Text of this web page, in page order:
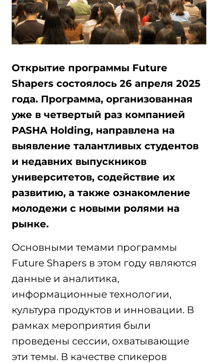
Открытие программы Future
Shapers состоялось 26 апреля 2025
года. Программа, организованная
уже в четвертый раз компанией
PASHA Holding, направлена на
выявление талантливых студентов
и недавних выпускников
университетов, содействие их
развитию, а также ознакомление
молодежи с новыми ролями на
рынке.
Основными темами программы
Future Shapers в этом году являются
данные и аналитика,
информационные технологии,
культура продуктов и инновации. В
рамках мероприятия были
проведены сессии, охватывающие
эти темы. В качестве спикеров